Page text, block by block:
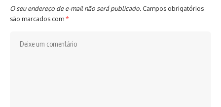
O seu endereço de e-mail não será publicado. Campos obrigatórios
são marcados com*